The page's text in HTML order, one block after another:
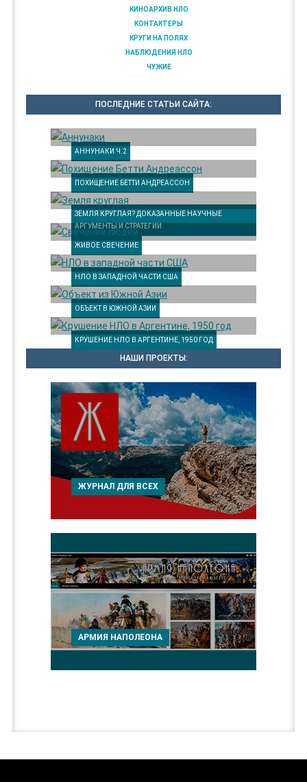
КИНОАРХИВ НЛО
КОНТАКТЕРЫ
КРУГИ НА ПОЛЯХ
НАБЛЮДЕНИЯ НЛО
ЧУЖИЕ
ПОСЛЕДНИЕ СТАТЬИ САЙТА:
АННУНАКИ Ч.2
ПОХИЩЕНИЕ БЕТТИ АНДРЕАССОН
ЗЕМЛЯ КРУГЛАЯ? ДОКАЗАННЫЕ НАУЧНЫЕ
АРГУМЕНТЫ И СТРАТЕГИИ
ЖИВОЕ СВЕЧЕНИЕ
НЛО В ЗАПАДНОЙ ЧАСТИ США
ОБЪЕКТ В ЮЖНОЙ АЗИИ
КРУШЕНИЕ НЛО В АРГЕНТИНЕ, 1950 ГОД
НАШИ ПРОЕКТЫ:
ЖУРНАЛ ДЛЯ ВСЕХ
АРМИЯ НАПОЛЕОНА